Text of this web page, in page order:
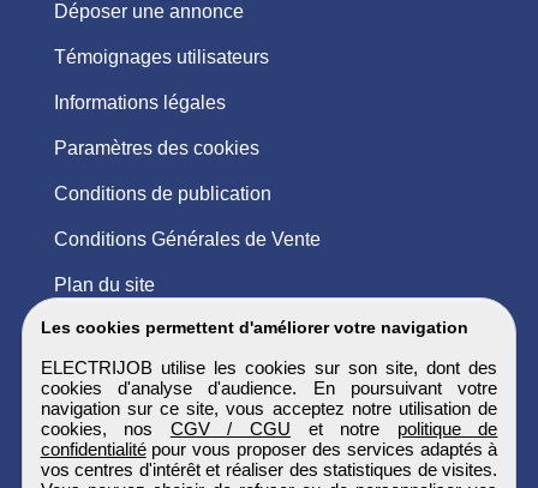
Les cookies permettent d'améliorer votre navigation
ELECTRIJOB utilise les cookies sur son site, dont des
cookies d'analyse d'audience. En poursuivant votre
navigation sur ce site, vous acceptez notre utilisation de
cookies, nos CGV / CGU et notre politique de
confidentialitépour vous proposer des services adaptés à
vos centres d'intérêt et réaliser des statistiques de visites.
Déposer une annonce
Témoignages utilisateurs
Informations légales
Paramètres des cookies
Conditions de publication
Conditions Générales de Vente
Plan du site